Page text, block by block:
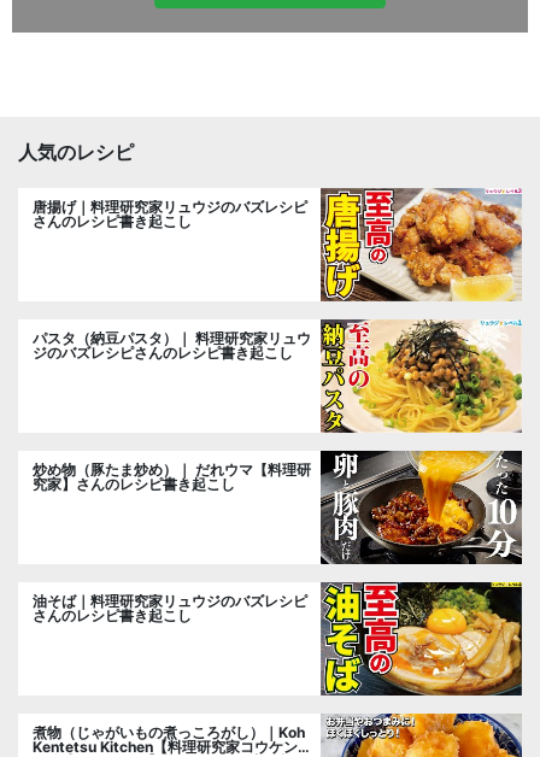
人気のレシピ
唐揚げ｜料理研究家リュウジのバズレシピ
さんのレシピ書き起こし
パスタ（納豆パスタ）｜ 料理研究家リュウ
ジのバズレシピさんのレシピ書き起こし
炒め物（豚たま炒め）｜ だれウマ【料理研
究家】さんのレシピ書き起こし
油そば｜料理研究家リュウジのバズレシピ
さんのレシピ書き起こし
煮物（じゃがいもの煮っころがし）｜Koh
Kentetsu Kitchen【料理研究家コウケンテ